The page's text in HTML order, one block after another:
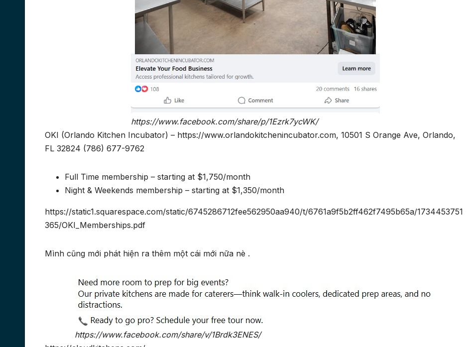
https://www.facebook.com/share/p/1Ezrk7ycWK/
OKI (Orlando Kitchen Incubator) – https://www.orlandokitchenincubator.com, 10501 S Orange Ave, Orlando,
FL 32824 (786) 677-9762
Full Time membership – starting at $1,750/month
Night & Weekends membership – starting at $1,350/month
https://static1.squarespace.com/static/6745286712fee562950aa940/t/6761a9f5b2ff462f7495b65a/1734453751
365/OKI_Memberships.pdf
Mình cũng mới phát hiện ra thêm một cái mới nữa nè .
https://www.facebook.com/share/v/1Brdk3ENES/